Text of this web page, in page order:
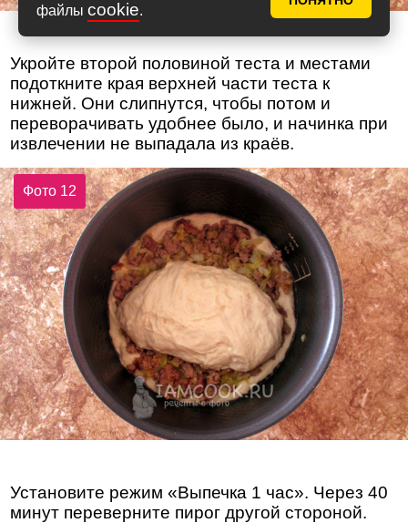
файлы cookie.
Укройте второй половиной теста и местами
подоткните края верхней части теста к
нижней. Они слипнутся, чтобы потом и
переворачивать удобнее было, и начинка при
извлечении не выпадала из краёв.
Фото 12
Установите режим «Выпечка 1 час». Через 40
минут переверните пирог другой стороной.